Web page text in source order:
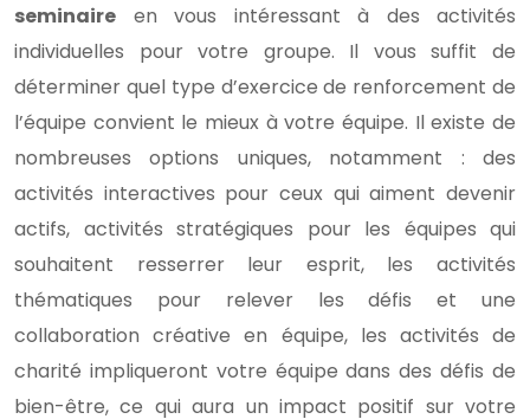
seminaire en vous intéressant à des activités
individuelles pour votre groupe. Il vous suffit de
déterminer quel type d’exercice de renforcement de
l’équipe convient le mieux à votre équipe. Il existe de
nombreuses options uniques, notamment : des
activités interactives pour ceux qui aiment devenir
actifs, activités stratégiques pour les équipes qui
souhaitent resserrer leur esprit, les activités
thématiques pour relever les défis et une
collaboration créative en équipe, les activités de
charité impliqueront votre équipe dans des défis de
bien-être, ce qui aura un impact positif sur votre